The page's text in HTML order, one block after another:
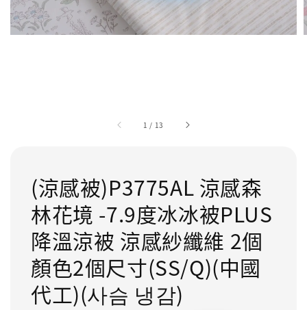
1 / 13
(涼感被)P3775AL 涼感森
林花境 -7.9度冰冰被PLUS
降溫涼被 涼感紗纖維 2個
顏色2個尺寸(SS/Q)(中國
代工)(사슴 냉감)